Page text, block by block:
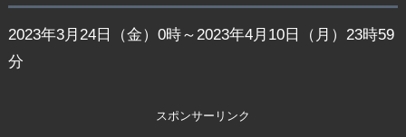
2023年3月24日（金）0時～2023年4月10日（月）23時59
分
スポンサーリンク